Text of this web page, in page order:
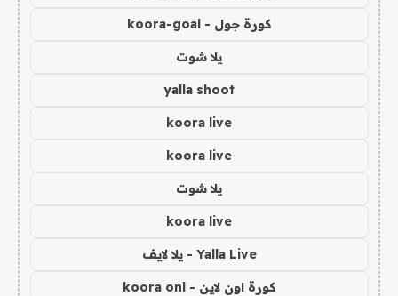
كورة جول - koora-goal
يلا شوت
yalla shoot
koora live
koora live
يلا شوت
koora live
Yalla Live - يلا لايف
كورة اون لاين - koora onl